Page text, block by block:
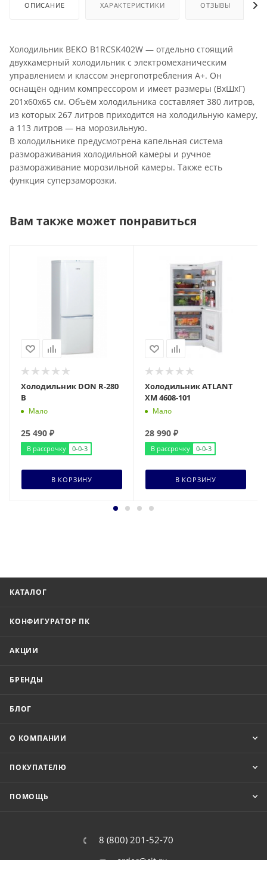
ОПИСАНИЕ ХАРАКТЕРИСТИКИ ОТЗЫВЫ
Холодильник BEKO B1RCSK402W — отдельно стоящий
двухкамерный холодильник с электромеханическим
управлением и классом энергопотребления A+. Он
оснащён одним компрессором и имеет размеры (ВxШxГ)
201x60x65 см. Объём холодильника составляет 380 литров,
из которых 267 литров приходится на холодильную камеру,
а 113 литров — на морозильную.
В холодильнике предусмотрена капельная система
размораживания холодильной камеры и ручное
размораживание морозильной камеры. Также есть
функция суперзаморозки.
Вам также может понравиться
Холодильник DON R-280
B
Мало
25 490 ₽
В рассрочку 0-0-3
В КОРЗИНУ
Холодильник ATLANT
ХМ 4608-101
Мало
28 990 ₽
В рассрочку 0-0-3
В КОРЗИНУ
КАТАЛОГ
КОНФИГУРАТОР ПК
АКЦИИ
БРЕНДЫ
БЛОГ
О КОМПАНИИ
ПОКУПАТЕЛЮ
ПОМОЩЬ
8 (800) 201-52-70
order@cit.ru